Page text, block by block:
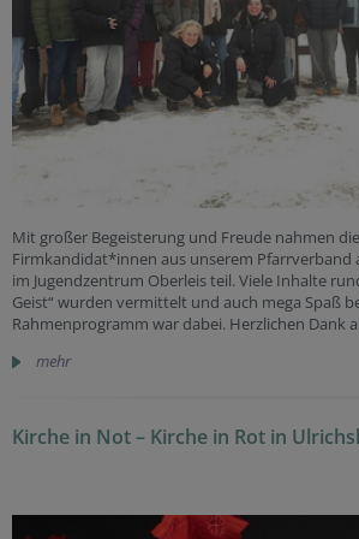
Mit großer Begeisterung und Freude nahmen
Firmkandidat*innen aus unserem Pfarrverband
im Jugendzentrum Oberleis teil. Viele Inhalte
Geist“ wurden vermittelt und auch mega Spaß
Rahmenprogramm war dabei. Herzlichen Dank
mehr
Kirche in Not – Kirche in Rot in